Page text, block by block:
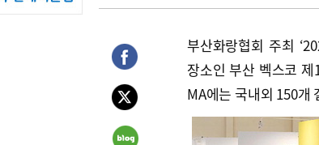
부산화랑협회 주최
장소인 부산 벡스코
MA에는 국내외 150개